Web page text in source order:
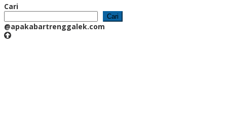
Cari
Cari
@apakabartrenggalek.com